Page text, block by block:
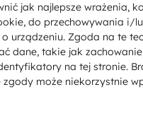
jak najlepsze wrażenia,
do przechowywania i/
urządzeniu. Zgoda na te
dane, takie jak
na tej stronie.
może niekorzystnie
Telefon (+48)
Adres
p. 4 50-
dostępności